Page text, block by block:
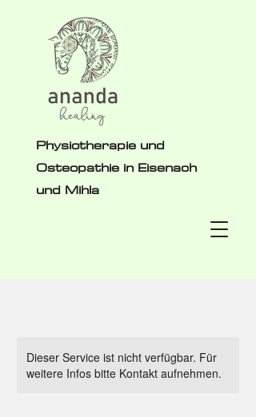
Physiotherapie und
Osteopathie in Eisenach
und Mihla
Dieser Service ist nicht verfügbar. Für
weitere Infos bitte Kontakt aufnehmen.